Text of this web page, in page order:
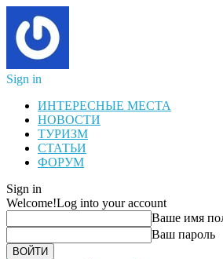
Sign in
ИНТЕРЕСНЫЕ МЕСТА
НОВОСТИ
ТУРИЗМ
СТАТЬИ
ФОРУМ
Sign in
Welcome!Log into your account
Ваше имя
Ваш пароль